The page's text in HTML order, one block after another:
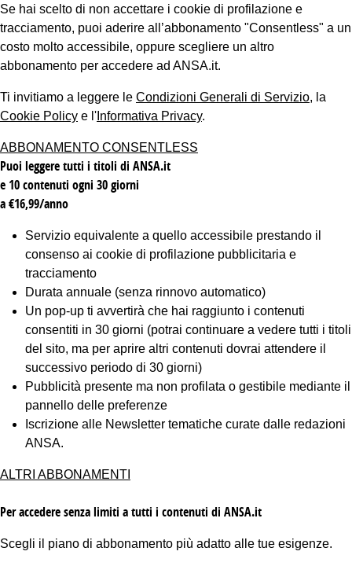
Se hai scelto di non accettare i cookie di profilazione e
tracciamento, puoi aderire all’abbonamento "Consentless" a un
costo molto accessibile, oppure scegliere un altro
abbonamento per accedere ad ANSA.it.
Ti invitiamo a leggere le Condizioni Generali di Servizio, la
Cookie Policy e l' Informativa Privacy.
ABBONAMENTO CONSENTLESS
Puoi leggere tutti i titoli di ANSA.it
e 10 contenuti ogni 30 giorni
a €16,99/anno
Servizio equivalente a quello accessibile prestando il
consenso ai cookie di profilazione pubblicitaria e
tracciamento
Durata annuale (senza rinnovo automatico)
Un pop-up ti avvertirà che hai raggiunto i contenuti
consentiti in 30 giorni (potrai continuare a vedere tutti i titoli
del sito, ma per aprire altri contenuti dovrai attendere il
successivo periodo di 30 giorni)
Pubblicità presente ma non profilata o gestibile mediante il
pannello delle preferenze
Iscrizione alle Newsletter tematiche curate dalle redazioni
ANSA.
ALTRI ABBONAMENTI
Per accedere senza limiti a tutti i contenuti di ANSA.it
Scegli il piano di abbonamento più adatto alle tue esigenze.